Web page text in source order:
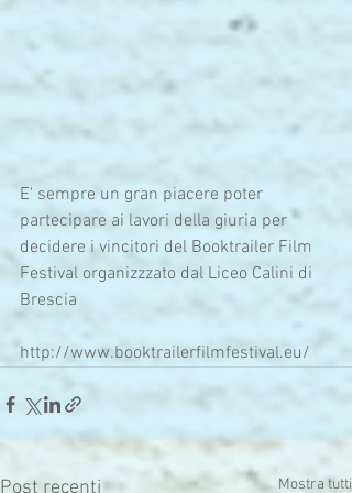
E' sempre un gran piacere poter
partecipare ai lavori della giuria per
decidere i vincitori del Booktrailer Film
Festival organizzzato dal Liceo Calini di
Brescia
http://www.booktrailerfilmfestival.eu/
Post recenti Mostra tutti